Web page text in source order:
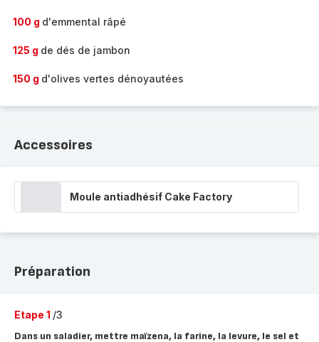
100 g d'emmental râpé
125 g de dés de jambon
150 g d'olives vertes dénoyautées
Accessoires
Moule antiadhésif Cake Factory
Préparation
Etape 1 /3
Dans un saladier, mettre maïzena, la farine, la levure, le sel et